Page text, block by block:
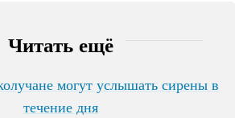
Читать ещё
могут услышать сирены в
течение дня